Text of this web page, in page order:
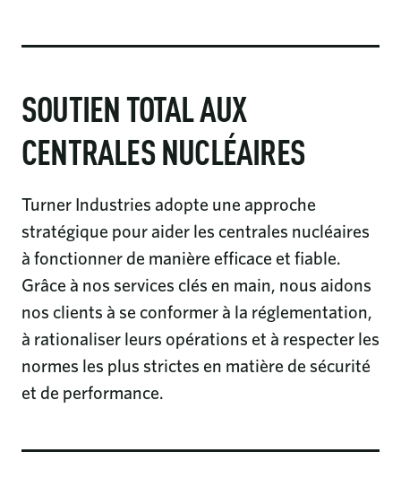
SOUTIEN TOTAL AUX
CENTRALES NUCLÉAIRES
Turner Industries adopte une approche
stratégique pour aider les centrales nucléaires
à fonctionner de manière efficace et fiable.
Grâce à nos services clés en main, nous aidons
nos clients à se conformer à la réglementation,
à rationaliser leurs opérations et à respecter les
normes les plus strictes en matière de sécurité
et de performance.